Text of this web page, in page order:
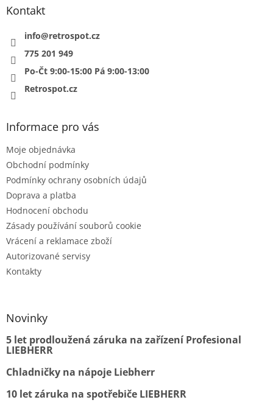
Kontakt
info@retrospot.cz
775 201 949
Po-Čt 9:00-15:00 Pá 9:00-13:00
Retrospot.cz
Informace pro vás
Moje objednávka
Obchodní podmínky
Podmínky ochrany osobních údajů
Doprava a platba
Hodnocení obchodu
Zásady používání souborů cookie
Vrácení a reklamace zboží
Autorizované servisy
Kontakty
Novinky
5 let prodloužená záruka na zařízení Profesional
LIEBHERR
Chladničky na nápoje Liebherr
10 let záruka na spotřebiče LIEBHERR